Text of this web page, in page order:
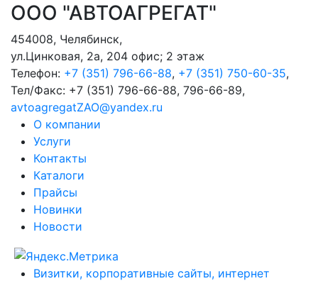
ООО "АВТОАГРЕГАТ"
454008, Челябинск,
ул.Цинковая, 2а, 204 офис; 2 этаж
Телефон: +7 (351) 796-66-88, +7 (351) 750-60-35,
Тел/Факс: +7 (351) 796-66-88, 796-66-89,
avtoagregatZAO@yandex.ru
О компании
Услуги
Контакты
Каталоги
Прайсы
Новинки
Новости
Визитки, корпоративные сайты, интернет